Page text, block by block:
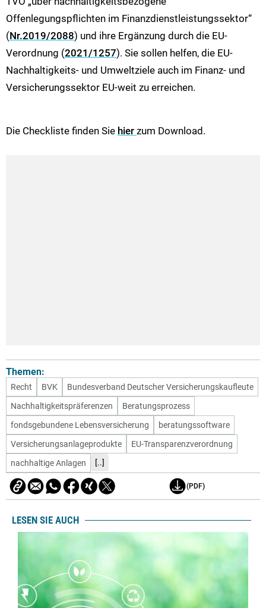
Offenlegungspflichten im Finanzdienstleistungssektor“
(Nr.2019/2088) und ihre Ergänzung durch die EU-
Verordnung (2021/1257). Sie sollen helfen, die EU-
Nachhaltigkeits- und Umweltziele auch im Finanz- und
Versicherungssektor EU-weit zu erreichen.
Die Checkliste finden Sie hier zum Download.
Themen:
Recht BVK
Bundesverband Deutscher Versicherungskaufleute
Nachhaltigkeitspräferenzen
Beratungsprozess
fondsgebundene Lebensversicherung
beratungssoftware
Versicherungsanlageprodukte
EU-Transparenzverordnung
nachhaltige Anlagen
[..]
(PDF)
LESEN SIE AUCH